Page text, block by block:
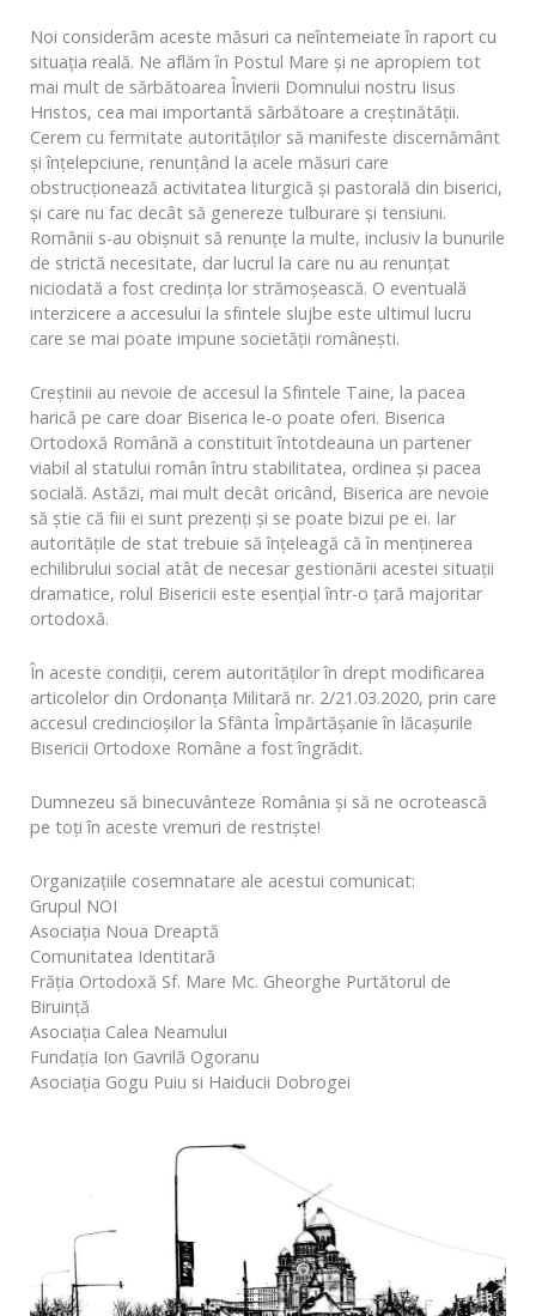
Noi considerăm aceste măsuri ca neîntemeiate în raport cu
situația reală. Ne aflăm în Postul Mare și ne apropiem tot
mai mult de sărbătoarea Învierii Domnului nostru Iisus
Hristos, cea mai importantă sărbătoare a creștinătății.
Cerem cu fermitate autorităților să manifeste discernământ
și înțelepciune, renunțând la acele măsuri care
obstrucționează activitatea liturgică și pastorală din biserici,
și care nu fac decât să genereze tulburare și tensiuni.
Românii s-au obișnuit să renunțe la multe, inclusiv la bunurile
de strictă necesitate, dar lucrul la care nu au renunțat
niciodată a fost credința lor strămoșească. O eventuală
interzicere a accesului la sfintele slujbe este ultimul lucru
care se mai poate impune societății românești.
Creștinii au nevoie de accesul la Sfintele Taine, la pacea
harică pe care doar Biserica le-o poate oferi. Biserica
Ortodoxă Română a constituit întotdeauna un partener
viabil al statului român întru stabilitatea, ordinea și pacea
socială. Astăzi, mai mult decât oricând, Biserica are nevoie
să știe că fiii ei sunt prezenți și se poate bizui pe ei. Iar
autoritățile de stat trebuie să înțeleagă că în menținerea
echilibrului social atât de necesar gestionării acestei situații
dramatice, rolul Bisericii este esențial într-o țară majoritar
ortodoxă.
În aceste condiții, cerem autorităților în drept modificarea
articolelor din Ordonanța Militară nr. 2/21.03.2020, prin care
accesul credincioșilor la Sfânta Împărtășanie în lăcașurile
Bisericii Ortodoxe Române a fost îngrădit.
Dumnezeu să binecuvânteze România și să ne ocrotească
pe toți în aceste vremuri de restriște!
Organizațiile cosemnatare ale acestui comunicat:
Grupul NOI
Asociația Noua Dreaptă
Comunitatea Identitară
Frăția Ortodoxă Sf. Mare Mc. Gheorghe Purtătorul de
Biruință
Asociația Calea Neamului
Fundația Ion Gavrilă Ogoranu
Asociația Gogu Puiu si Haiducii Dobrogei